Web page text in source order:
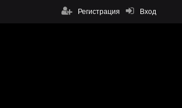
Вход
Регистрация